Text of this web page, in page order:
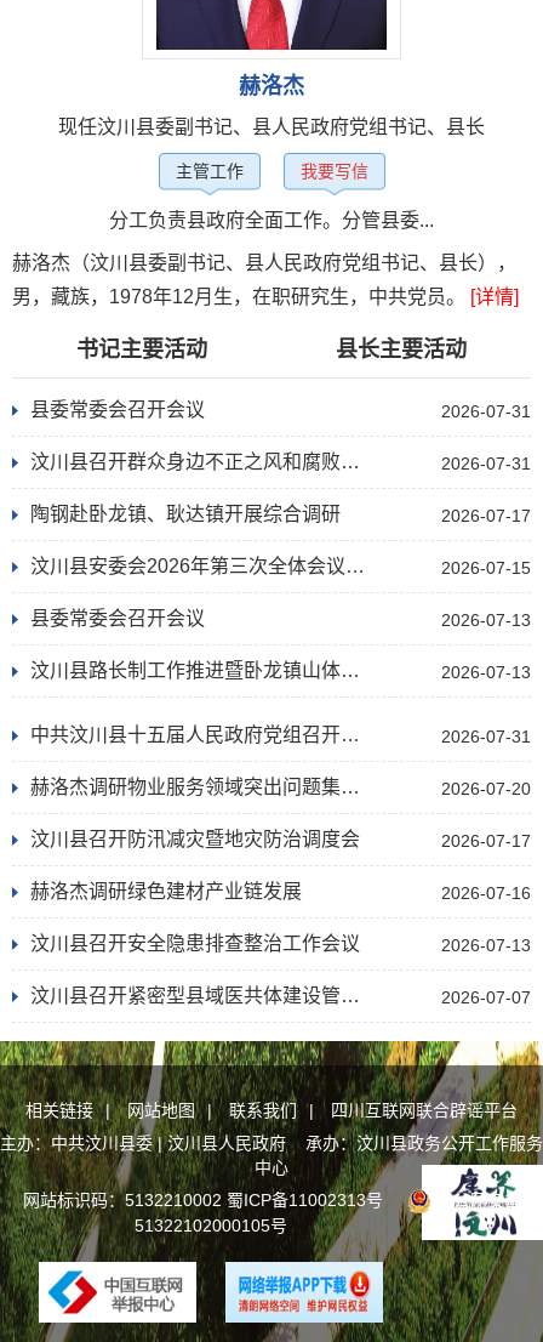
赫洛杰
现任汶川县委副书记、县人民政府党组书记、县长
主管工作 我要写信
分工负责县政府全面工作。分管县委...
赫洛杰（汶川县委副书记、县人民政府党组书记、县长），
男，藏族，1978年12月生，在职研究生，中共党员。
[详情]
书记主要活动 县长主要活动
县委常委会召开会议 2026-07-31
汶川县召开群众身边不正之风和腐败问题集中整治攻坚决战工作会 2026-07-31
陶钢赴卧龙镇、耿达镇开展综合调研 2026-07-17
汶川县安委会2026年第三次全体会议暨全县防汛减灾和地质灾害防治工作专题会议召开 2026-07-15
县委常委会召开会议 2026-07-13
汶川县路长制工作推进暨卧龙镇山体落石险情复盘总结会召开 2026-07-13
中共汶川县十五届人民政府党组召开第53次（扩大）会议 2026-07-31
赫洛杰调研物业服务领域突出问题集中整治工作 2026-07-20
汶川县召开防汛减灾暨地灾防治调度会 2026-07-17
赫洛杰调研绿色建材产业链发展 2026-07-16
汶川县召开安全隐患排查整治工作会议 2026-07-13
汶川县召开紧密型县域医共体建设管理专项工作推进会 2026-07-07
相关链接 | 网站地图 | 联系我们 |
四川互联网联合辟谣平台
主办：中共汶川县委 | 汶川县人民政府 承办：汶川县政务公开工作服务
中心
网站标识码：5132210002 蜀ICP备11002313号
川公网安备
51322102000105号